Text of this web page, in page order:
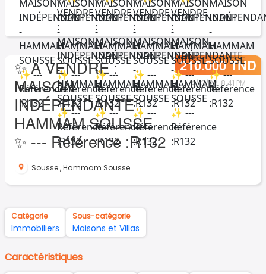
✨ À VENDRE :
MAISON
INDÉPENDANTE -
HAMMAM SOUSSE
✨ --- Référence :R132
210.000 TND
4/13/26, 8:41 PM
Sousse,Hammam Sousse
Catégorie
Immobiliers
Sous-catégorie
Maisons et Villas
Caractéristiques